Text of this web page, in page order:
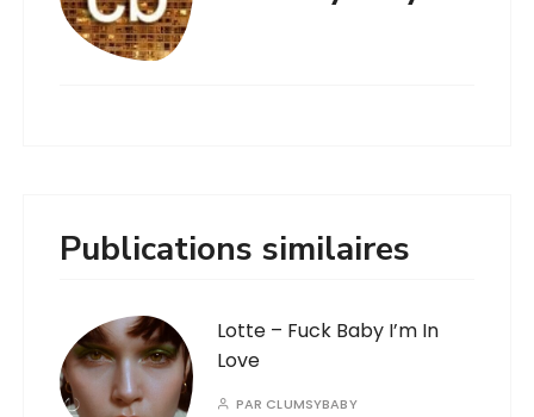
Publications similaires
Lotte – Fuck Baby I’m In
Love
PAR CLUMSYBABY